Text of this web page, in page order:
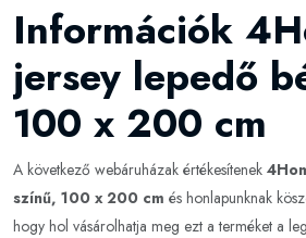
Információk
jersey lepedő
100 x 200 cm
A következő webáruházak értékesítenek
színű, 100 x 200 cm és honlapunknak
hogy hol vásárolhatja meg ezt a terméket a